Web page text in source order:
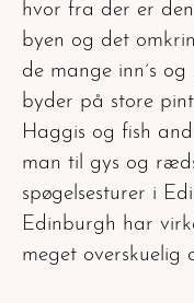
hvor fra der er
byen og det
de mange inn´s
byder på store
Haggis og fish
man til gys og
spøgelsesturer i
Edinburgh har
meget overskuelig